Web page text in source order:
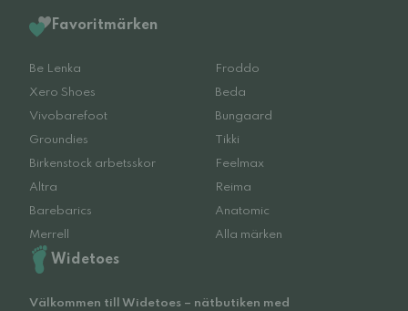
Favoritmärken
Be Lenka
Froddo
Xero Shoes
Beda
Vivobarefoot
Bungaard
Groundies
Tikki
Birkenstock arbetsskor
Feelmax
Altra
Reima
Barebarics
Anatomic
Merrell
Alla märken
Widetoes
Välkommen till Widetoes – nätbutiken med